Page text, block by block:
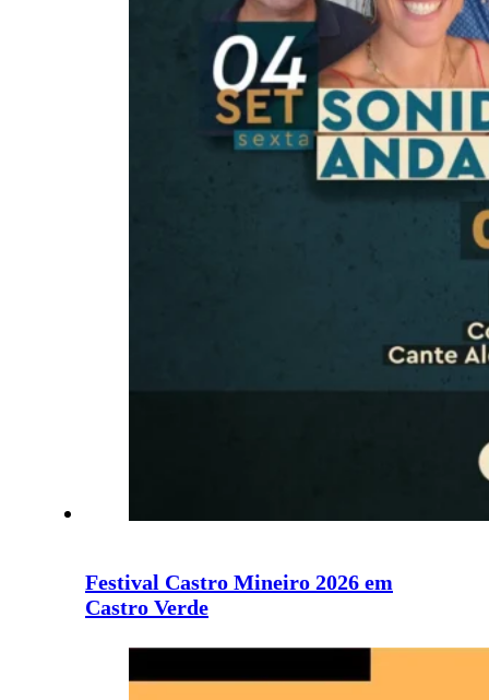
Festival Castro Mineiro 2026 em
Castro Verde